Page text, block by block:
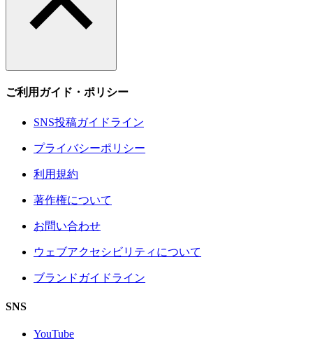
ご利用ガイド・ポリシー
SNS投稿ガイドライン
プライバシーポリシー
利用規約
著作権について
お問い合わせ
ウェブアクセシビリティについて
ブランドガイドライン
SNS
YouTube